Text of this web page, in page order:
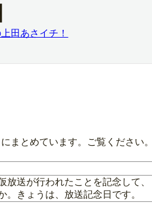
田あさイチ！
まとめています。ご覧ください。
放送が行われたことを記念して、
きょうは、放送記念日です。